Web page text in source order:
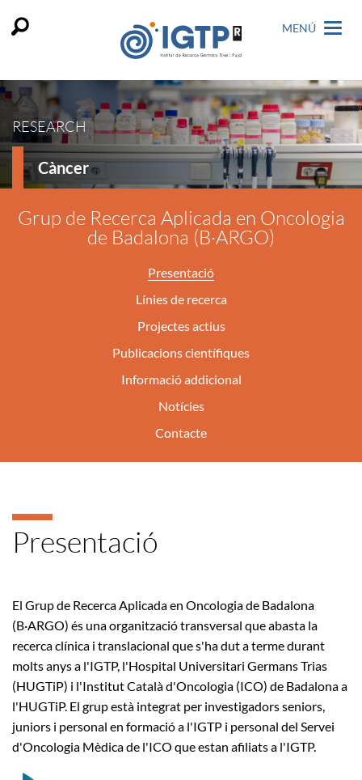
MENÚ
RESEARCH
Càncer
Grup de Recerca Aplicada en Oncologia
de Badalona (B·ARGO)
Presentació
Línies de recerca
Projectes actius
Publicacions científiques
Informació addicional
Notícies
Contacte
Presentació
El Grup de Recerca Aplicada en Oncologia de Badalona
(B·ARGO) és una organització transversal que abasta la
recerca clínica i translacional que s'ha dut a terme durant
molts anys a l'IGTP, l'Hospital Universitari Germans Trias
(HUGTiP) i l'Institut Català d'Oncologia (ICO) de Badalona a
l'HUGTiP. El grup està integrat per investigadors seniors,
juniors i personal en formació a l'IGTP i personal del Servei
d'Oncologia Mèdica de l'ICO que estan afiliats a l'IGTP.